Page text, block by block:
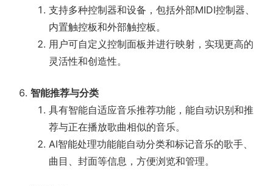
支持多种控制器和设备，包括外部MIDI控制器、
内置触控板和外部触控板。
用户可自定义控制面板并进行映射，实现更高的
灵活性和创造性。
智能推荐与分类
具有智能自适应音乐推荐功能，能自动识别和推
荐与正在播放歌曲相似的音乐。
AI智能处理功能能自动分类和标记音乐的歌手、
曲目、封面等信息，方便浏览和管理。